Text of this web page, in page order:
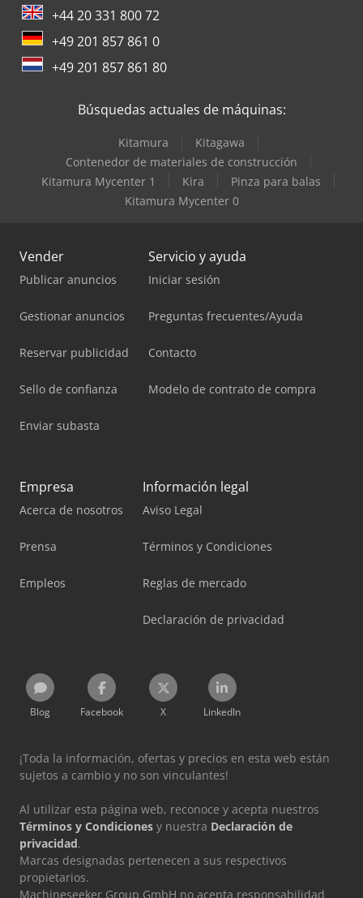
+44 20 331 800 72
+49 201 857 861 0
+49 201 857 861 80
Búsquedas actuales de máquinas:
Kitamura
Kitagawa
Contenedor de materiales de construcción
Kitamura Mycenter 1
Kira
Pinza para balas
Kitamura Mycenter 0
Vender
Publicar anuncios
Gestionar anuncios
Reservar publicidad
Sello de confianza
Enviar subasta
Servicio y ayuda
Iniciar sesión
Preguntas frecuentes/Ayuda
Contacto
Modelo de contrato de compra
Empresa
Acerca de nosotros
Prensa
Empleos
Información legal
Aviso Legal
Términos y Condiciones
Reglas de mercado
Declaración de privacidad
Blog Facebook X LinkedIn
¡Toda la información, ofertas y precios en esta web están
sujetos a cambio y no son vinculantes!
Al utilizar esta página web, reconoce y acepta nuestros
Términos y Condiciones y nuestra Declaración de
privacidad.
Marcas designadas pertenecen a sus respectivos
propietarios.
Machineseeker Group GmbH no acepta responsabilidad